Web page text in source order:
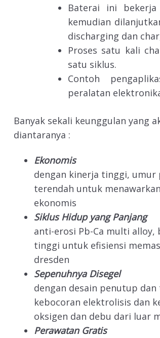
Baterai ini
kemudian
discharging dan
Proses satu kali
satu siklus.
Contoh
peralatan
Banyak sekali keunggulan yang
diantaranya :
Ekonomis
dengan kinerja tinggi, umur
terendah untuk
ekonomis
Siklus Hidup yang Panjang
anti-erosi Pb-Ca multi alloy,
tinggi untuk efisiensi
dresden
Sepenuhnya Disegel
dengan desain penutup
kebocoran elektrolisis dan
oksigen dan debu dari luar
Perawatan Gratis